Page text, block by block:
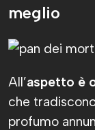
meglio
All’aspetto è
che
profumo